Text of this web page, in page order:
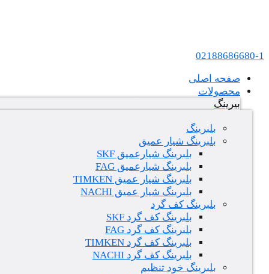
02188686680-1
صفحه اصلی
محصولات
بیرینگ
بلبرینگ
بلبرینگ شیار عمیق
بلبرینگ شیارعمیق SKF
بلبرینگ شیارعمیق FAG
بلبرینگ شیار عمیق TIMKEN
بلبرینگ شیار عمیق NACHI
بلبرینگ کف گرد
بلبرینگ کف گرد SKF
بلبرینگ کف گرد FAG
بلبرینگ کف گرد TIMKEN
بلبرینگ کف گرد NACHI
بلبرینگ خود تنظیم